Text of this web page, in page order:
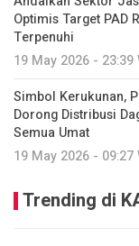
Optimis Target PAD
Terpenuhi
19 May 2026 - 23:39
Simbol Kerukunan,
Dorong Distribusi
Semua Umat
19 May 2026 - 09:27
Trending di